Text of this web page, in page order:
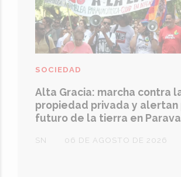
Alta Gracia: marcha contra
propiedad privada y alertan
futuro de la tierra en
SN
SOCIEDAD
06 DE AGOSTO DE 2026